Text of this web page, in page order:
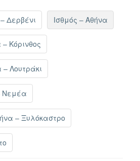
Δερβένι Ισθμός – Αθήνα
Κόρινθος
Λουτράκι
Νεμέα
– Ξυλόκαστρο